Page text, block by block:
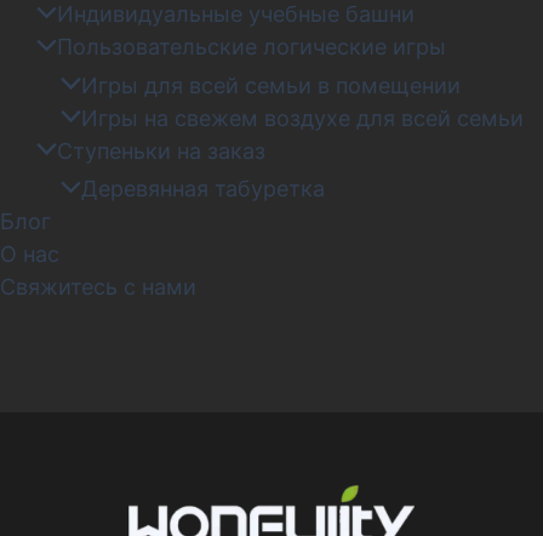
Индивидуальные учебные башни
Пользовательские логические игры
Игры для всей семьи в помещении
Игры на свежем воздухе для всей семьи
Ступеньки на заказ
Деревянная табуретка
Блог
О нас
Свяжитесь с нами